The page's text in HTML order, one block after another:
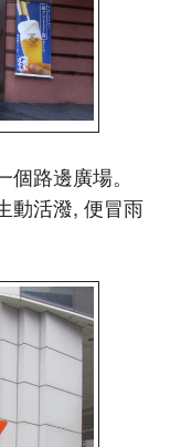
路邊廣場。
動活潑, 便冒雨